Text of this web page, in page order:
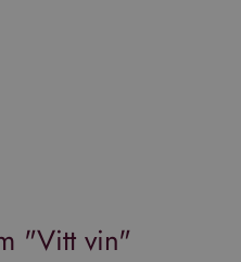
"Vitt vin"
cookies kan inte användas för
Googles mer vanliga
analystjänst. Denna cookie